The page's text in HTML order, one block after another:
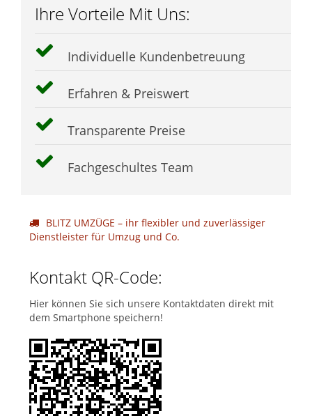
Ihre Vorteile Mit Uns:
Individuelle Kundenbetreuung
Erfahren & Preiswert
Transparente Preise
Fachgeschultes Team
BLITZ UMZÜGE – ihr flexibler und zuverlässiger
Dienstleister für Umzug und Co.
Kontakt QR-Code:
Hier können Sie sich unsere Kontaktdaten direkt mit
dem Smartphone speichern!